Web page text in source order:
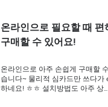
온라인으로 필요할 때 편
구매할 수 있어요!
온라인으로 아주 손쉽게 구매할
습니다~ 물리적 심카드만 쓰다가
하네요! ㅎㅎ 설치방법도 아주 상...